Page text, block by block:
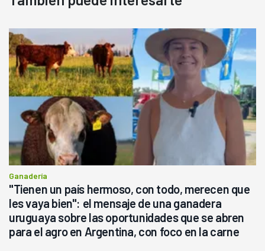
Ganadería
"Tienen un país hermoso, con todo, merecen que
les vaya bien": el mensaje de una ganadera
uruguaya sobre las oportunidades que se abren
para el agro en Argentina, con foco en la carne